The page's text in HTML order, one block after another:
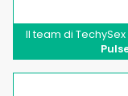
Il team di